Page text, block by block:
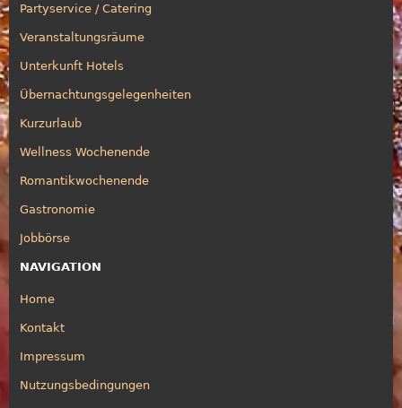
Partyservice / Catering
Veranstaltungsräume
Unterkunft Hotels
Übernachtungsgelegenheiten
Kurzurlaub
Wellness Wochenende
Romantikwochenende
Gastronomie
Jobbörse
NAVIGATION
Home
Kontakt
Impressum
Nutzungsbedingungen